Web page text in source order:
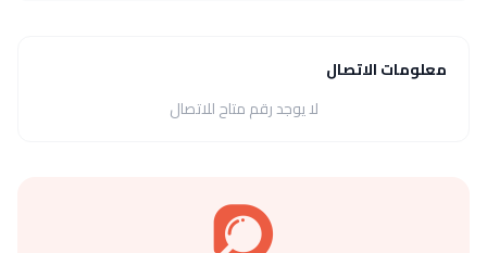
معلومات الاتصال
لا يوجد رقم متاح للاتصال